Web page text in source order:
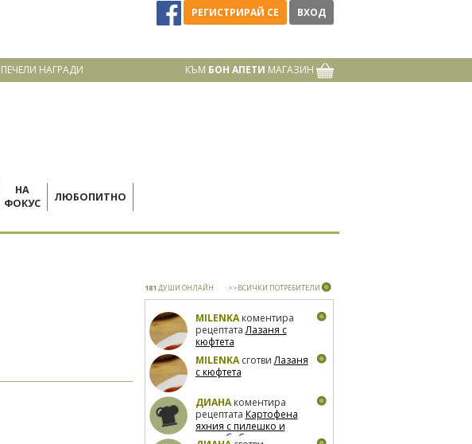
РЕГИСТРИРАЙ СЕ ВХОД
ПЕЧЕЛИ НАГРАДИ КЪМ БОН АПЕТИ МАГАЗИН
НА
ФОКУС
ЛЮБОПИТНО
181 ДУШИ ОНЛАЙН >>ВСИЧКИ ПОТРЕБИТЕЛИ
MILENKAкоментира
рецептатаЛазаня с
кюфтета
MILENKAсготвиЛазаня
с кюфтета
ДИАНАкоментира
рецептата Картофена
яхния с пилешко и
зелен боб